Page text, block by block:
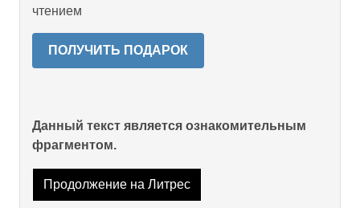
чтением
ПОЛУЧИТЬ ПОДАРОК
Данный текст является ознакомительным
фрагментом.
Продолжение на Литрес